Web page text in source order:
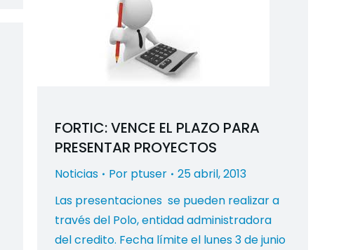
FORTIC: VENCE EL PLAZO PARA
PRESENTAR PROYECTOS
Noticias Por ptuser
25 abril, 2013
Las presentaciones se pueden realizar a
través del Polo, entidad administradora
del credito. Fecha límite el lunes 3 de junio